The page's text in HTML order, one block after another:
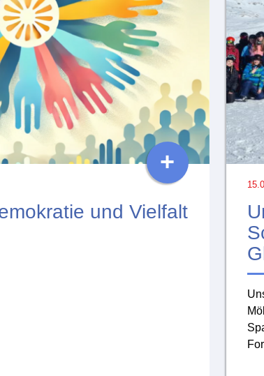
und Vielfalt
+